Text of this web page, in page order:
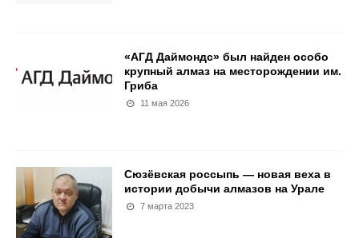
«АГД Даймондс» был найден особо
крупный алмаз на месторождении им.
Гриба
11 мая 2026
Сюзёвская россыпь — новая веха в
истории добычи алмазов на Урале
7 марта 2023